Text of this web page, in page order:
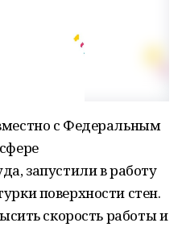
с Федеральным
запустили в работу
поверхности стен.
скорость работы и